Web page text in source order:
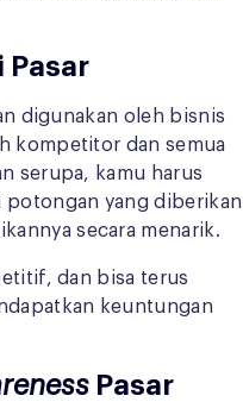
Pasar
digunakan oleh bisnis
kompetitor dan semua
serupa, kamu harus
potongan yang diberikan
secara menarik.
dan bisa terus
keuntungan
Pasar